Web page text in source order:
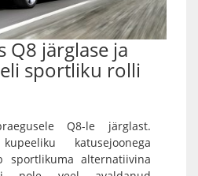
Q8 järglase ja
sportliku rolli
Q8-le järglast.
katusejoonega
sportlikuma alternatiivina